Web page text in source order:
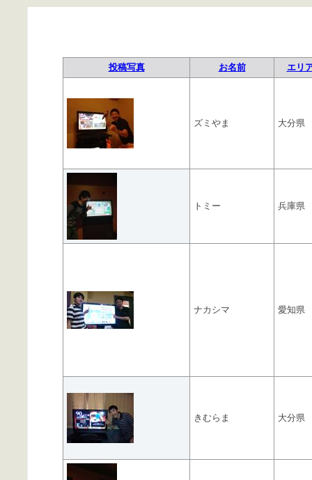
投稿写真 お名前 エリ
ズミやま 大分県
トミー 兵庫県
ナカシマ 愛知県
きむらま 大分県